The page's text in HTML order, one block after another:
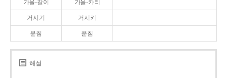
가을-갈이 가을-카리
거시기 거시키
분침 푼침
해설